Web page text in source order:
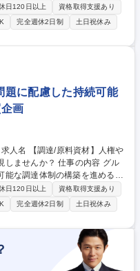
改善など)をそれぞれ50%ずつ
業し、品質・コスト・納期の
業務基盤構築、業務プロセス
め、高い折衝力を活かし全社
がいを得られます。出張は月
日120日以上
資格取得支援あり
完全週休2日制
土日祝休み
題に配慮した持続可能
画
仕事の内容 グル
能な調達体制の構築を進める当
達ガバナンスへの取り組みと国
達
ーを意識し、品質・コスト・
イチェーン領域におけるCSV
せんか？
日120日以上
資格取得支援あり
完全週休2日制
土日祝休み